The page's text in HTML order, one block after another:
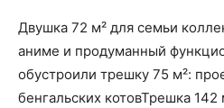
Двушка 72 м² для семьи
аниме и продуманный
обустроили трешку 75 м²:
бенгальских котовТрешка